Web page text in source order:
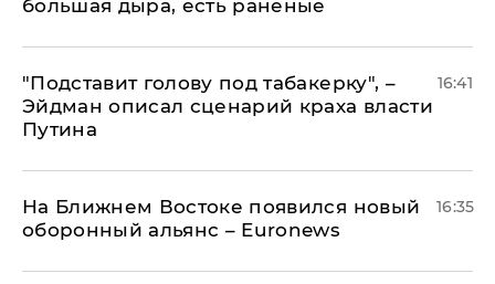
большая дыра, есть раненые
​"Подставит голову под табакерку", –
Эйдман описал сценарий краха власти
Путина
16:41
На Ближнем Востоке появился новый
оборонный альянс – Euronews
16:35